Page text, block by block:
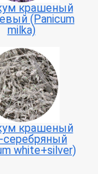
крашеный
(Panicum
milka)
крашеный
серебряный
white+silver)